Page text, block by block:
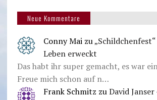
Neue Kommentare
Conny Mai zu
Leben erweckt
Das habt ihr super gemacht, es war
Freue mich schon auf n…
Frank Schmitz zu David Janser